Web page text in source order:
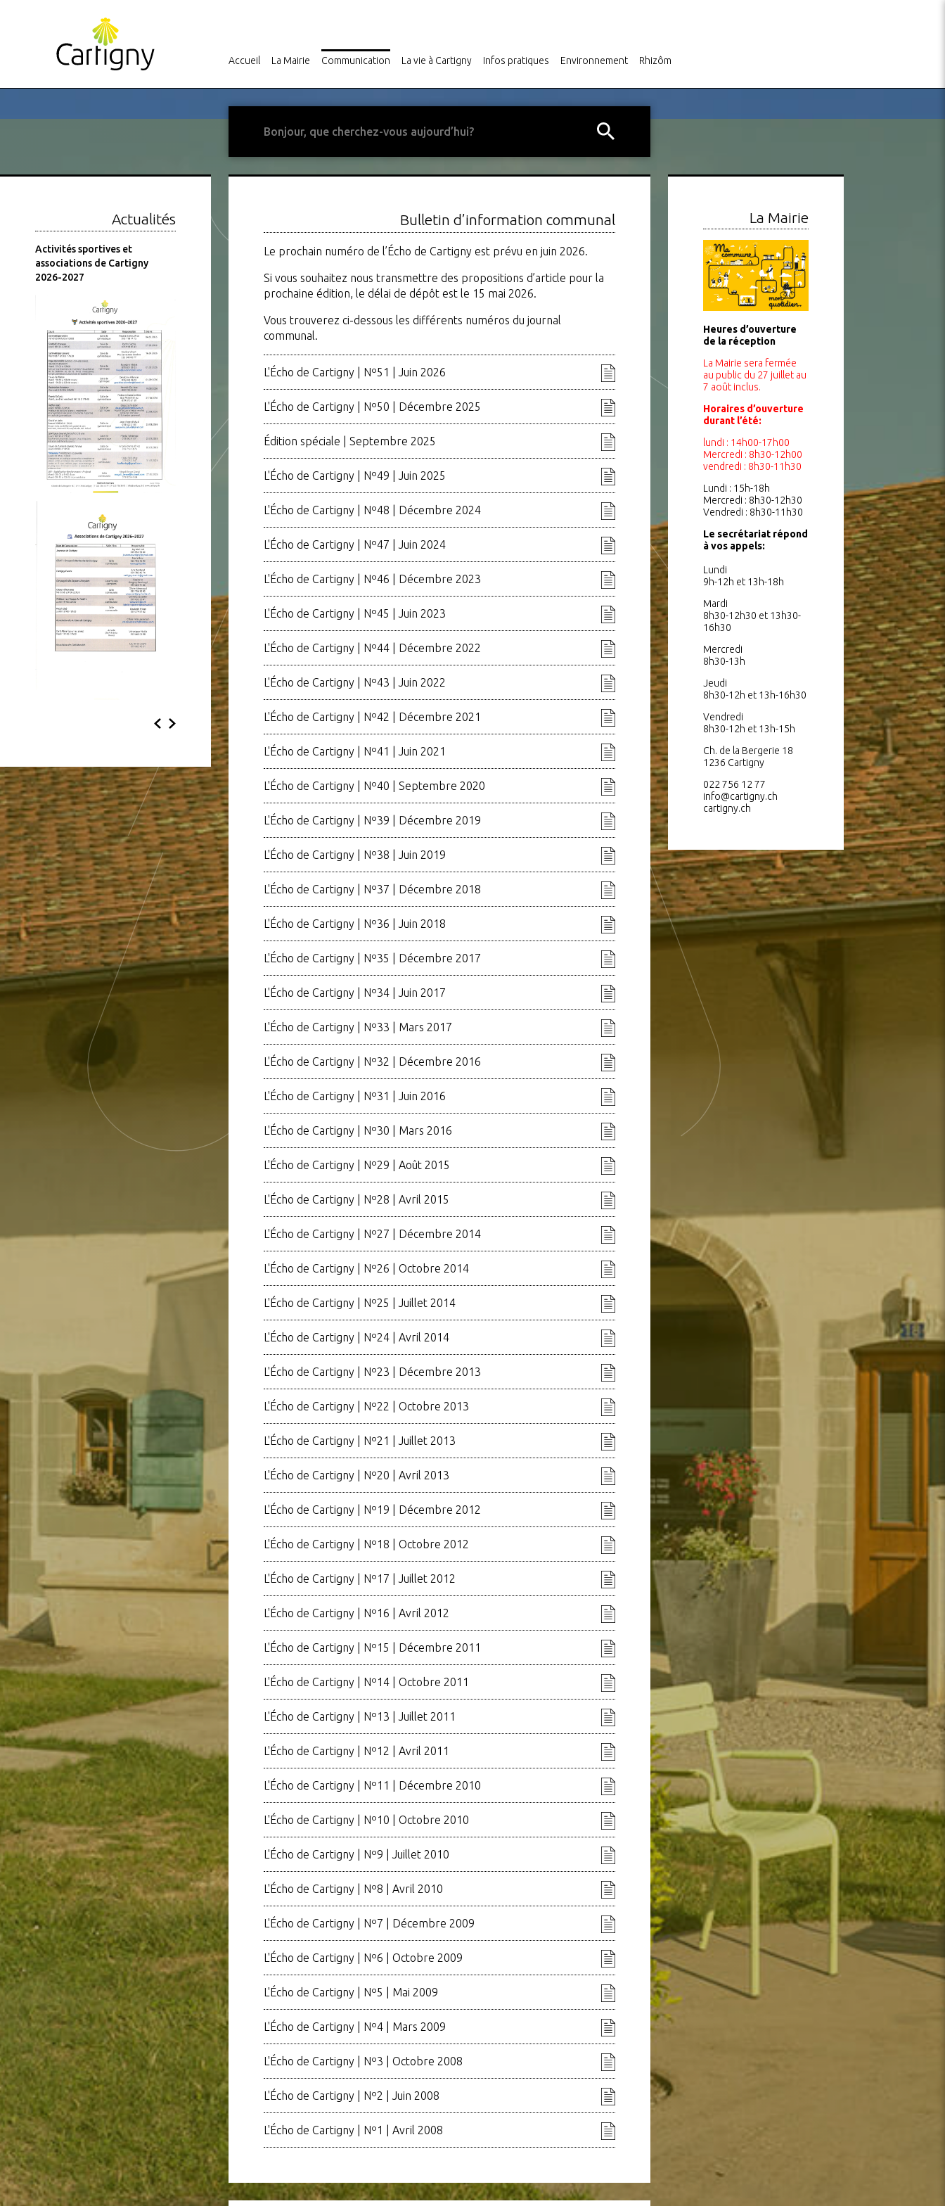
Accueil La Mairie Communication La vie à Cartigny Infos pratiques Environnement Rhizôm
Actualités
Activités sportives et
associations de Cartigny
2026-2027
Fermeture estivale de la
Fête du 1er août aux Roches Déchetteries Communales
Info Travaux – Mise en
conformité réseau évacuation
Canon Inc
Bulletin d’information communal
Le prochain numéro de l’Écho de Cartigny est prévu en juin 2026.
Si vous souhaitez nous transmettre des propositions d’article pour la
prochaine édition, le délai de dépôt est le 15 mai 2026.
Vous trouverez ci-dessous les différents numéros du journal
communal.
L'Écho de Cartigny | Nº51 | Juin 2026
L'Écho de Cartigny | Nº50 | Décembre 2025
Édition spéciale | Septembre 2025
L'Écho de Cartigny | Nº49 | Juin 2025
L'Écho de Cartigny | Nº48 | Décembre 2024
L'Écho de Cartigny | Nº47 | Juin 2024
L'Écho de Cartigny | Nº46 | Décembre 2023
L'Écho de Cartigny | Nº45 | Juin 2023
L'Écho de Cartigny | Nº44 | Décembre 2022
L'Écho de Cartigny | Nº43 | Juin 2022
L'Écho de Cartigny | Nº42 | Décembre 2021
L'Écho de Cartigny | Nº41 | Juin 2021
L'Écho de Cartigny | Nº40 | Septembre 2020
L'Écho de Cartigny | Nº39 | Décembre 2019
L'Écho de Cartigny | Nº38 | Juin 2019
L'Écho de Cartigny | Nº37 | Décembre 2018
L'Écho de Cartigny | Nº36 | Juin 2018
L'Écho de Cartigny | Nº35 | Décembre 2017
L'Écho de Cartigny | Nº34 | Juin 2017
L'Écho de Cartigny | Nº33 | Mars 2017
L'Écho de Cartigny | Nº32 | Décembre 2016
L'Écho de Cartigny | Nº31 | Juin 2016
L'Écho de Cartigny | Nº30 | Mars 2016
L'Écho de Cartigny | Nº29 | Août 2015
L'Écho de Cartigny | Nº28 | Avril 2015
L'Écho de Cartigny | Nº27 | Décembre 2014
L'Écho de Cartigny | Nº26 | Octobre 2014
L'Écho de Cartigny | Nº25 | Juillet 2014
L'Écho de Cartigny | Nº24 | Avril 2014
L'Écho de Cartigny | Nº23 | Décembre 2013
L'Écho de Cartigny | Nº22 | Octobre 2013
L'Écho de Cartigny | Nº21 | Juillet 2013
L'Écho de Cartigny | Nº20 | Avril 2013
L'Écho de Cartigny | Nº19 | Décembre 2012
L'Écho de Cartigny | Nº18 | Octobre 2012
L'Écho de Cartigny | Nº17 | Juillet 2012
L'Écho de Cartigny | Nº16 | Avril 2012
L'Écho de Cartigny | Nº15 | Décembre 2011
L'Écho de Cartigny | Nº14 | Octobre 2011
L'Écho de Cartigny | Nº13 | Juillet 2011
L'Écho de Cartigny | Nº12 | Avril 2011
L'Écho de Cartigny | Nº11 | Décembre 2010
L'Écho de Cartigny | Nº10 | Octobre 2010
L'Écho de Cartigny | Nº9 | Juillet 2010
L'Écho de Cartigny | Nº8 | Avril 2010
L'Écho de Cartigny | Nº7 | Décembre 2009
L'Écho de Cartigny | Nº6 | Octobre 2009
L'Écho de Cartigny | Nº5 | Mai 2009
L'Écho de Cartigny | Nº4 | Mars 2009
L'Écho de Cartigny | Nº3 | Octobre 2008
L'Écho de Cartigny | Nº2 | Juin 2008
L'Écho de Cartigny | Nº1 | Avril 2008
La Mairie
Heures d’ouverture
de la réception
La Mairie sera fermée
au public du 27 juillet au
7 août inclus.
Horaires d’ouverture
durant l’été:
lundi : 14h00-17h00
Mercredi : 8h30-12h00
vendredi : 8h30-11h30
Lundi : 15h-18h
Mercredi : 8h30-12h30
Vendredi : 8h30-11h30
Le secrétariat répond
à vos appels:
Lundi
9h-12h et 13h-18h
Mardi
8h30-12h30 et 13h30-
16h30
Mercredi
8h30-13h
Jeudi
8h30-12h et 13h-16h30
Vendredi
8h30-12h et 13h-15h
Ch. de la Bergerie 18
1236 Cartigny
022 756 12 77
info@cartigny.ch
cartigny.ch